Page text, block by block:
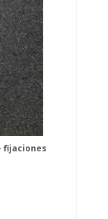
fijaciones